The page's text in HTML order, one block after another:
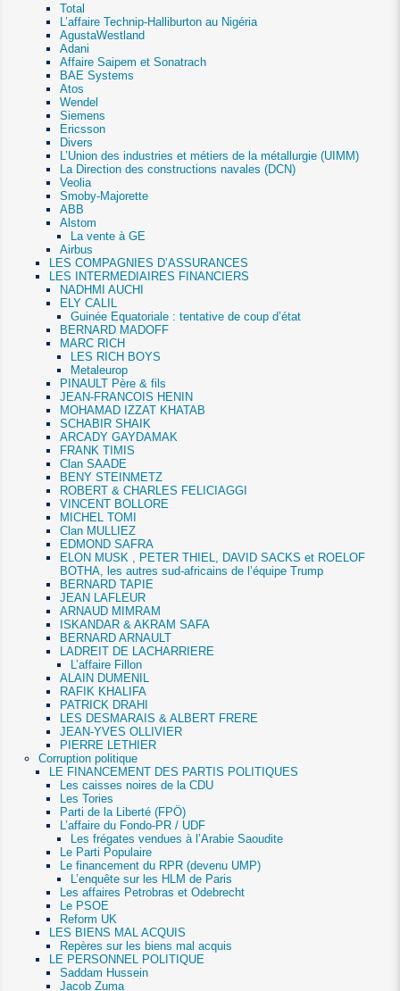
Total
L’affaire Technip-Halliburton au Nigéria
AgustaWestland
Adani
Affaire Saipem et Sonatrach
BAE Systems
Atos
Wendel
Siemens
Ericsson
Divers
L’Union des industries et métiers de la métallurgie (UIMM)
La Direction des constructions navales (DCN)
Veolia
Smoby-Majorette
ABB
Alstom
La vente à GE
Airbus
LES COMPAGNIES D’ASSURANCES
LES INTERMEDIAIRES FINANCIERS
NADHMI AUCHI
ELY CALIL
Guinée Equatoriale : tentative de coup d’état
BERNARD MADOFF
MARC RICH
LES RICH BOYS
Metaleurop
PINAULT Père & fils
JEAN-FRANCOIS HENIN
MOHAMAD IZZAT KHATAB
SCHABIR SHAIK
ARCADY GAYDAMAK
FRANK TIMIS
Clan SAADE
BENY STEINMETZ
ROBERT & CHARLES FELICIAGGI
VINCENT BOLLORE
MICHEL TOMI
Clan MULLIEZ
EDMOND SAFRA
ELON MUSK , PETER THIEL, DAVID SACKS et ROELOF
BOTHA, les autres sud-africains de l’équipe Trump
BERNARD TAPIE
JEAN LAFLEUR
ARNAUD MIMRAM
ISKANDAR & AKRAM SAFA
BERNARD ARNAULT
LADREIT DE LACHARRIERE
L’affaire Fillon
ALAIN DUMENIL
RAFIK KHALIFA
PATRICK DRAHI
LES DESMARAIS & ALBERT FRERE
JEAN-YVES OLLIVIER
PIERRE LETHIER
Corruption politique
LE FINANCEMENT DES PARTIS POLITIQUES
Les caisses noires de la CDU
Les Tories
Parti de la Liberté (FPÖ)
L’affaire du Fondo-PR / UDF
Les frégates vendues à l’Arabie Saoudite
Le Parti Populaire
Le financement du RPR (devenu UMP)
L’enquête sur les HLM de Paris
Les affaires Petrobras et Odebrecht
Le PSOE
Reform UK
LES BIENS MAL ACQUIS
Repères sur les biens mal acquis
LE PERSONNEL POLITIQUE
Saddam Hussein
Jacob Zuma